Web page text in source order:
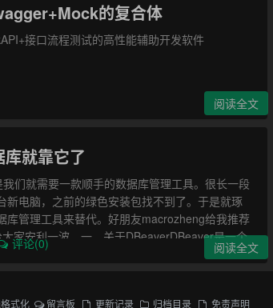
的复合体
接口流程测试的高性能辅助开发软件
阅读全文
就靠它了
们就需要一款顺手的数据库管理工具。很长一段
电脑，之前的绿色安装包找不到了。于是就琢
管理工具来替代。好朋友macrozheng给我推荐
家安利一波。一、关于DBeaverDBeaver是一个
macOS。它有两个版本，企业版和社
评论(0) 阅读全文
式化 留言板 更新记录 归档目录 免责声明